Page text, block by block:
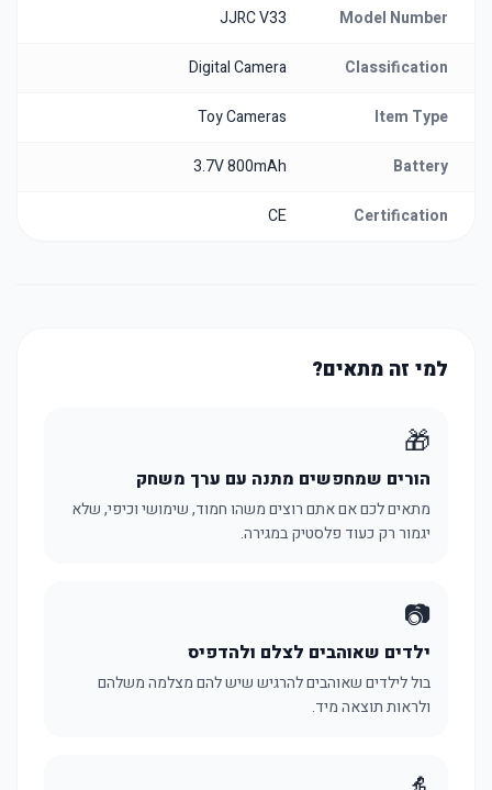
Model Number
JJRC V33
Classification
Digital Camera
Item Type
Toy Cameras
Battery
3.7V 800mAh
Certification
CE
למי זה מתאים?
🎁
הורים שמחפשים מתנה עם ערך משחק
מתאים לכם אם אתם רוצים משהו חמוד, שימושי וכיפי, שלא
יגמור רק כעוד פלסטיק במגירה.
📷
ילדים שאוהבים לצלם ולהדפיס
בול לילדים שאוהבים להרגיש שיש להם מצלמה משלהם
ולראות תוצאה מיד.